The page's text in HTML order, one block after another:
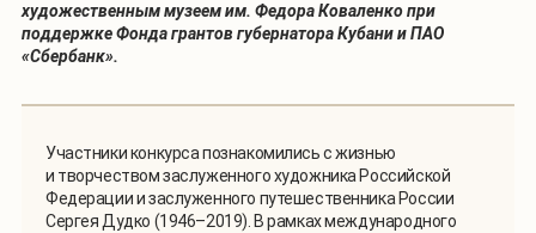
художественным музеем им. Федора Коваленко при
поддержке Фонда грантов губернатора Кубани и ПАО
«Сбербанк».
Участники конкурса познакомились с жизнью
и творчеством заслуженного художника Российской
Федерации и заслуженного путешественника России
Сергея Дудко (1946–2019). В рамках международного